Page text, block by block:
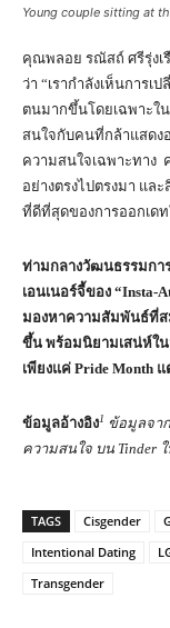
Young couple sitting at
คุณพลอย รณัสถ์ ศรีรุ่งเรื
ว่า “เรากำลังเห็นการ
ตนมากขึ้นโดยเฉพาะใ
สนใจกับคนที่กล้าแสดง
ความสนใจเฉพาะทาง
อย่างตรงไปตรงมา แล
ที่ดีที่สุดของการออกเด
ท่ามกลางวัฒนธรรมกา
เอนเนอร์จี้ของ “Insta-
มองหาความสัมพันธ์ที่
ขึ้น พร้อมนิยามเสน่ห์ใ
เพียงแค่ Pride Month แ
ข้อมูลอ้างอิง1 ข้อมูลจา
ความสนใจ บน Tinder
TAGS Cisgender
Intentional Dating
Transgender